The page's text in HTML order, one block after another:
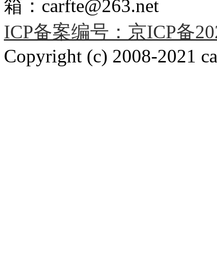
箱：carfte@263.net
ICP备案编号：京ICP备
Copyright (c) 2008-2021